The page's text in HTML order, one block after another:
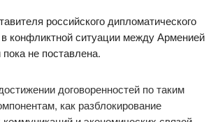
российского дипломатического
конфликтной ситуации между Арменией
не поставлена.
договоренностей по таким
как разблокирование